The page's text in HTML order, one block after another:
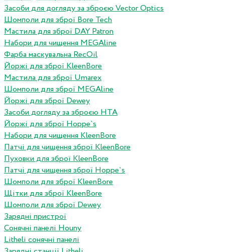
Засоби для догляду за зброєю Vector Optics
Шомполи для зброї Bore Tech
Мастила для зброї DAY Patron
Набори для чищення MEGAline
Фарба маскувальна RecOil
Йоржі для зброї KleenBore
Мастила для зброї Umarex
Шомполи для зброї MEGAline
Йоржі для зброї Dewey
Засоби догляду за зброєю HTA
Йоржі для зброї Hoppe`s
Набори для чищення KleenBore
Патчі для чищення зброї KleenBore
Пуховки для зброї KleenBore
Патчі для чищення зброї Hoppe`s
Шомполи для зброї KleenBore
Щітки для зброї KleenBore
Шомполи для зброї Dewey
Зарядні пристрої
Сонячні панелі Houny
Litheli сонячні панелі